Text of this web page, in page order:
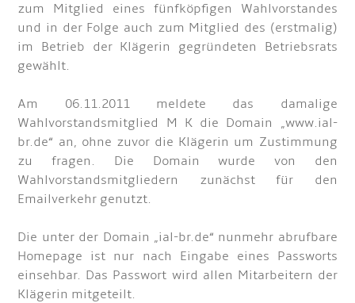
zum Mitglied eines fünfköpfigen Wahlvorstandes
und in der Folge auch zum Mitglied des (erstmalig)
im Betrieb der Klägerin gegründeten Betriebsrats
gewählt.
Am 06.11.2011 meldete das damalige
Wahlvorstandsmitglied M K die Domain „www.ial-
br.de“ an, ohne zuvor die Klägerin um Zustimmung
zu fragen. Die Domain wurde von den
Wahlvorstandsmitgliedern zunächst für den
Emailverkehr genutzt.
Die unter der Domain „ial-br.de“ nunmehr abrufbare
Homepage ist nur nach Eingabe eines Passworts
einsehbar. Das Passwort wird allen Mitarbeitern der
Klägerin mitgeteilt.